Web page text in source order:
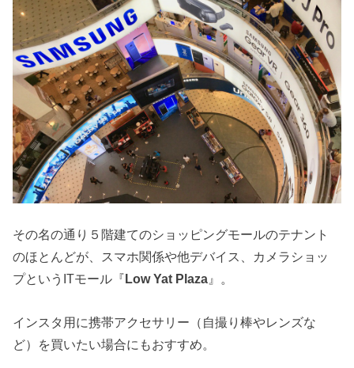
その名の通り５階建てのショッピングモールのテナント
のほとんどが、スマホ関係や他デバイス、カメラショッ
プというITモール『Low Yat Plaza 』。
インスタ用に携帯アクセサリー（自撮り棒やレンズな
ど）を買いたい場合にもおすすめ。